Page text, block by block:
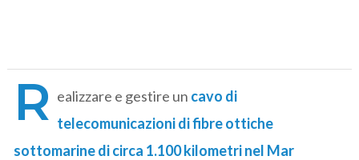
R ealizzare e gestire un cavo di
telecomunicazioni di fibre ottiche
sottomarine di circa 1.100 kilometri nel Mar